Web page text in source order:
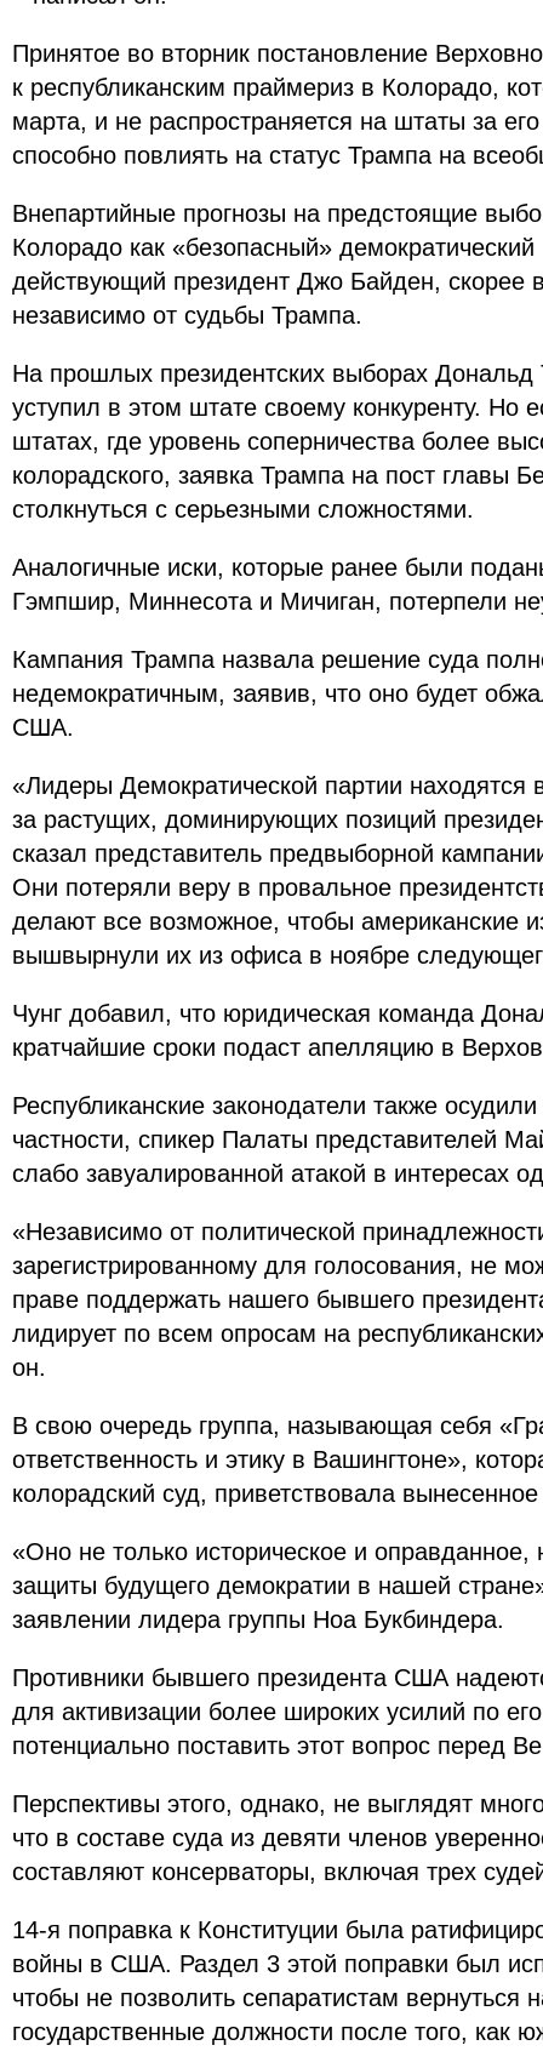
Принятое во вторник постановление
к республиканским праймериз в Колорадо,
марта, и не распространяется на штаты за
способно повлиять на статус Трампа на
Внепартийные прогнозы на предстоящие
Колорадо как «безопасный» демократический
действующий президент Джо Байден, скорее
независимо от судьбы Трампа.
На прошлых президентских выборах Дональд
уступил в этом штате своему конкуренту. Но
штатах, где уровень соперничества более
колорадского, заявка Трампа на пост главы
столкнуться с серьезными сложностями.
Аналогичные иски, которые ранее были
Гэмпшир, Миннесота и Мичиган, потерпели
Кампания Трампа назвала решение суда
недемократичным, заявив, что оно будет
США.
«Лидеры Демократической партии находятся
за растущих, доминирующих позиций
сказал представитель предвыборной
Они потеряли веру в провальное
делают все возможное, чтобы американские
вышвырнули их из офиса в ноябре
Чунг добавил, что юридическая команда
кратчайшие сроки подаст апелляцию в
Республиканские законодатели также
частности, спикер Палаты представителей
слабо завуалированной атакой в интересах
«Независимо от политической
зарегистрированному для голосования, не
праве поддержать нашего бывшего
лидирует по всем опросам на
он.
В свою очередь группа, называющая себя
ответственность и этику в Вашингтоне»,
колорадский суд, приветствовала
«Оно не только историческое и
защиты будущего демократии в нашей
заявлении лидера группы Ноа Букбиндера.
Противники бывшего президента США
для активизации более широких усилий по
потенциально поставить этот вопрос перед
Перспективы этого, однако, не выглядят
что в составе суда из девяти членов
составляют консерваторы, включая трех
14-я поправка к Конституции была
войны в США. Раздел 3 этой поправки был
чтобы не позволить сепаратистам вернуться
государственные должности после того, как